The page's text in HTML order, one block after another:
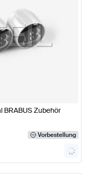
BRABUS Zubehör
Vorbestellung